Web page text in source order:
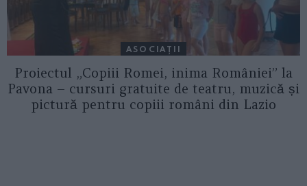
ASOCIAŢII
Proiectul „Copiii Romei, inima României” la
Pavona – cursuri gratuite de teatru, muzică și
pictură pentru copiii români din Lazio